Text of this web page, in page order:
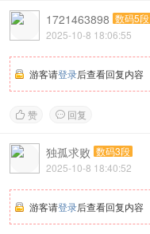
1721463898 数码5段
2025-10-8 18:06:55
游客请登录后查看回复内容
 赞  回复
独孤求败 数码3段
2025-10-8 18:40:52
游客请登录后查看回复内容